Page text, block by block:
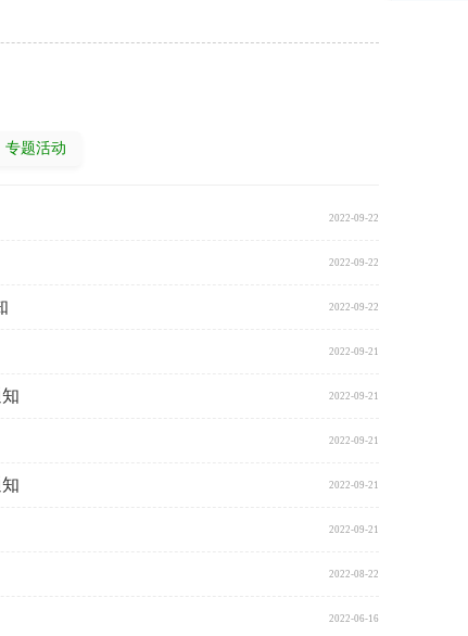
专题活动
2022-09-22
2022-09-22
2022-09-22
2022-09-21
2022-09-21
2022-09-21
2022-09-21
2022-09-21
2022-08-22
2022-06-16